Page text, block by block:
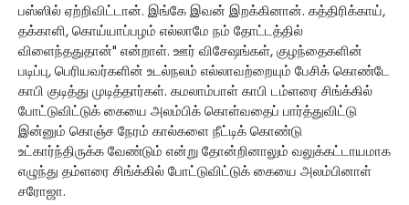
பஸ்ஸில் ஏற்றிவிட்டான். இங்கே இவன் இறக்கினான். கத்திரிக்காய்,
தக்காளி, கொய்யாப்பழம் எல்லாமே நம் தோட்டத்தில்
விளைந்ததுதான்" என்றாள். ஊர் விசேஷங்கள், குழந்தைகளின்
படிப்பு, பெரியவர்களின் உடல்நலம் எல்லாவற்றையும் பேசிக் கொண்டே
காபி குடித்து முடித்தார்கள். கமலாம்பாள் காபி டம்ளரை சிங்க்கில்
போட்டுவிட்டுக் கையை அலம்பிக் கொள்வதைப் பார்த்துவிட்டு
இன்னும் கொஞ்ச நேரம் கால்களை நீட்டிக் கொண்டு
உட்கார்ந்திருக்க வேண்டும் என்று தோன்றினாலும் வலுக்கட்டாயமாக
எழுந்து தம்ளரை சிங்க்கில் போட்டுவிட்டுக் கையை அலம்பினாள்
சரோஜா.